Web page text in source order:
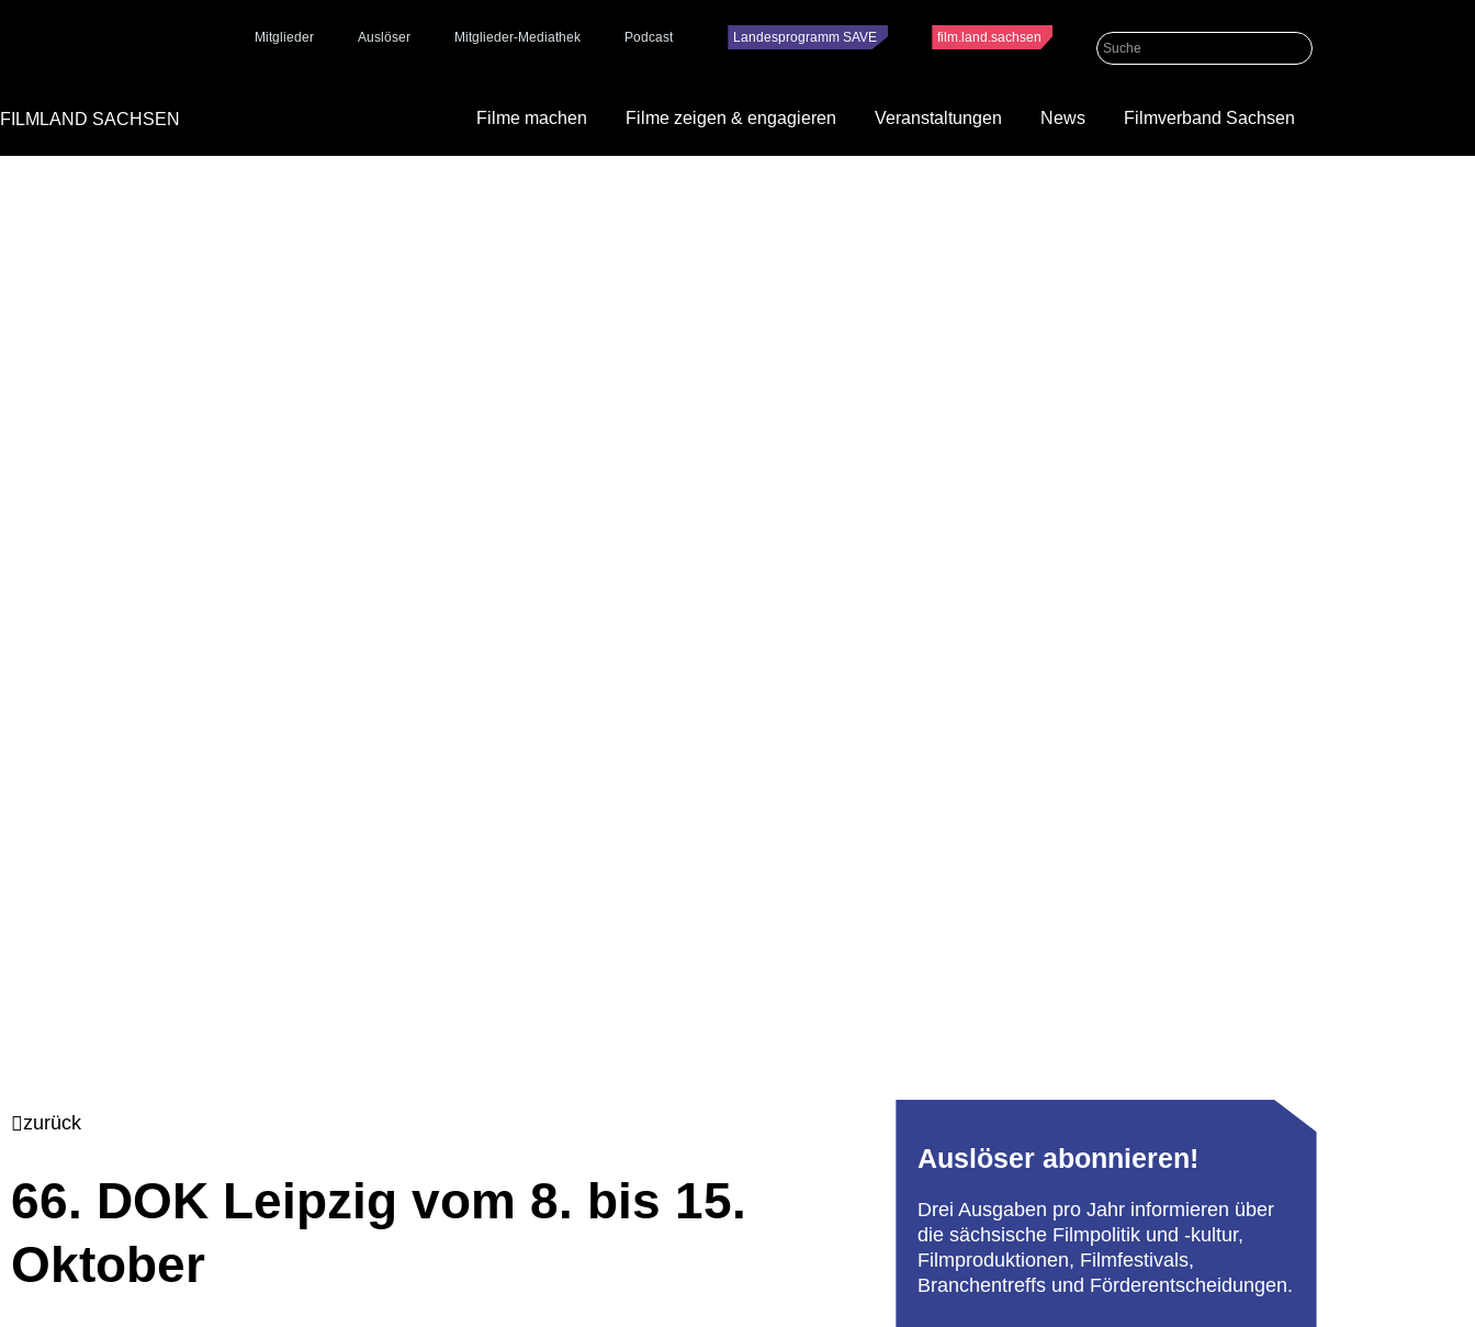
Mitglieder Auslöser Mitglieder-Mediathek Podcast Landesprogramm SAVE film.land.sachsen
FILMLAND SACHSEN Filme machen Filme zeigen & engagieren Veranstaltungen News Filmverband Sachsen
zurück
66. DOK Leipzig vom 8. bis 15.
Oktober
Auslöser abonnieren!
Drei Ausgaben pro Jahr informieren über
die sächsische Filmpolitik und -kultur,
Filmproduktionen, Filmfestivals,
Branchentreffs und Förderentscheidungen.